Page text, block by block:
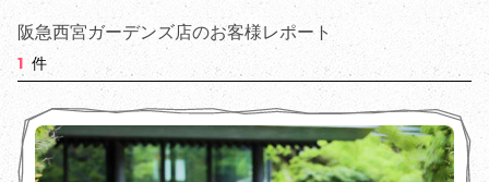
阪急西宮ガーデンズ店のお客様レポート
1 件